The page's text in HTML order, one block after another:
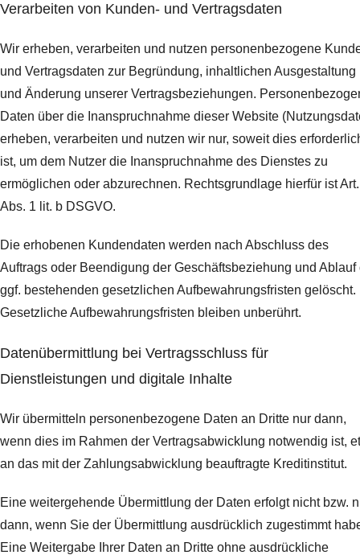
Verarbeiten von Kunden- und Vertragsdaten
Wir erheben, verarbeiten und nutzen personenbezogene
und Vertragsdaten zur Begründung, inhaltlichen Ausgestaltung
und Änderung unserer Vertragsbeziehungen.
Daten über die Inanspruchnahme dieser Website
erheben, verarbeiten und nutzen wir nur, soweit dies
ist, um dem Nutzer die Inanspruchnahme des Dienstes zu
ermöglichen oder abzurechnen. Rechtsgrundlage hierfür ist
Abs. 1 lit. b DSGVO.
Die erhobenen Kundendaten werden nach Abschluss des
Auftrags oder Beendigung der Geschäftsbeziehung und Ablauf
ggf. bestehenden gesetzlichen Aufbewahrungsfristen gelöscht.
Gesetzliche Aufbewahrungsfristen bleiben unberührt.
Daten­übermittlung bei Vertragsschluss für
Dienstleistungen und digitale Inhalte
Wir übermitteln personenbezogene Daten an Dritte nur dann,
wenn dies im Rahmen der Vertragsabwicklung notwendig ist,
an das mit der Zahlungsabwicklung beauftragte Kreditinstitut.
Eine weitergehende Übermittlung der Daten erfolgt nicht bzw.
dann, wenn Sie der Übermittlung ausdrücklich zugestimmt
Eine Weitergabe Ihrer Daten an Dritte ohne ausdrückliche